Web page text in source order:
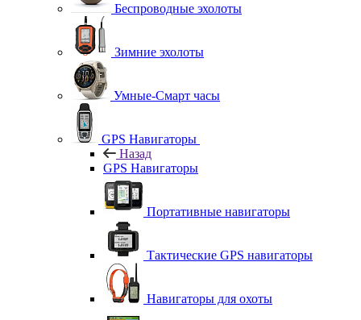
Беспроводные эхолоты
Зимние эхолоты
Умные-Смарт часы
GPS Навигаторы
Назад
GPS Навигаторы
Портативные навигаторы
Тактические GPS навигаторы
Навигаторы для охоты